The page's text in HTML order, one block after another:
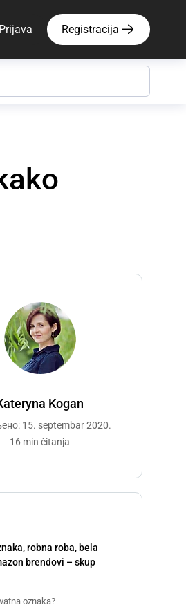
Prijava Registracija
Kogan
15. septembar 2020.
16 min čitanja
robna roba, bela
brendovi – skup
oznaka?